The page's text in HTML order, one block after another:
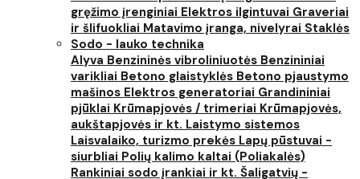
gręžimo įrenginiai Elektros ilgintuvai Graveriai
ir šlifuokliai Matavimo įranga, nivelyrai Staklės
Sodo - lauko technika
Alyva Benzininės vibroliniuotės Benzininiai
varikliai Betono glaistyklės Betono pjaustymo
mašinos Elektros generatoriai Grandininiai
pjūklai Krūmapjovės / trimeriai Krūmapjovės,
aukštapjovės ir kt. Laistymo sistemos
Laisvalaiko, turizmo prekės Lapų pūstuvai -
siurbliai Polių kalimo kaltai (Poliakalės)
Rankiniai sodo įrankiai ir kt. Šaligatvių -